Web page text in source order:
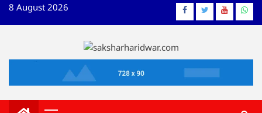
Skip8 August 2026 Facebook
TwitterYouTube